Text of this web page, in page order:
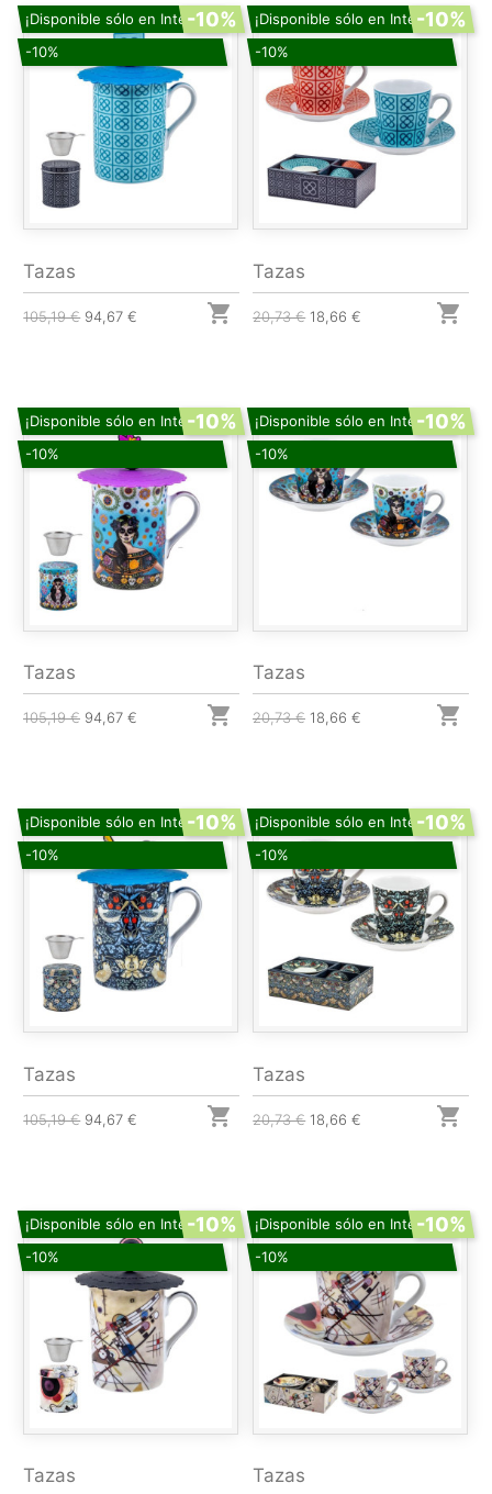
¡Disponible sólo en Internet!
-10%
-10%
Tazas
105,19 € 94,67 € 
¡Disponible sólo en Internet!
-10%
-10%
Tazas
20,73 € 18,66 € 
¡Disponible sólo en Internet!
-10%
-10%
Tazas
105,19 € 94,67 € 
¡Disponible sólo en Internet!
-10%
-10%
Tazas
20,73 € 18,66 € 
¡Disponible sólo en Internet!
-10%
-10%
Tazas
105,19 € 94,67 € 
¡Disponible sólo en Internet!
-10%
-10%
Tazas
20,73 € 18,66 € 
¡Disponible sólo en Internet!
-10%
-10%
Tazas
¡Disponible sólo en Internet!
-10%
-10%
Tazas